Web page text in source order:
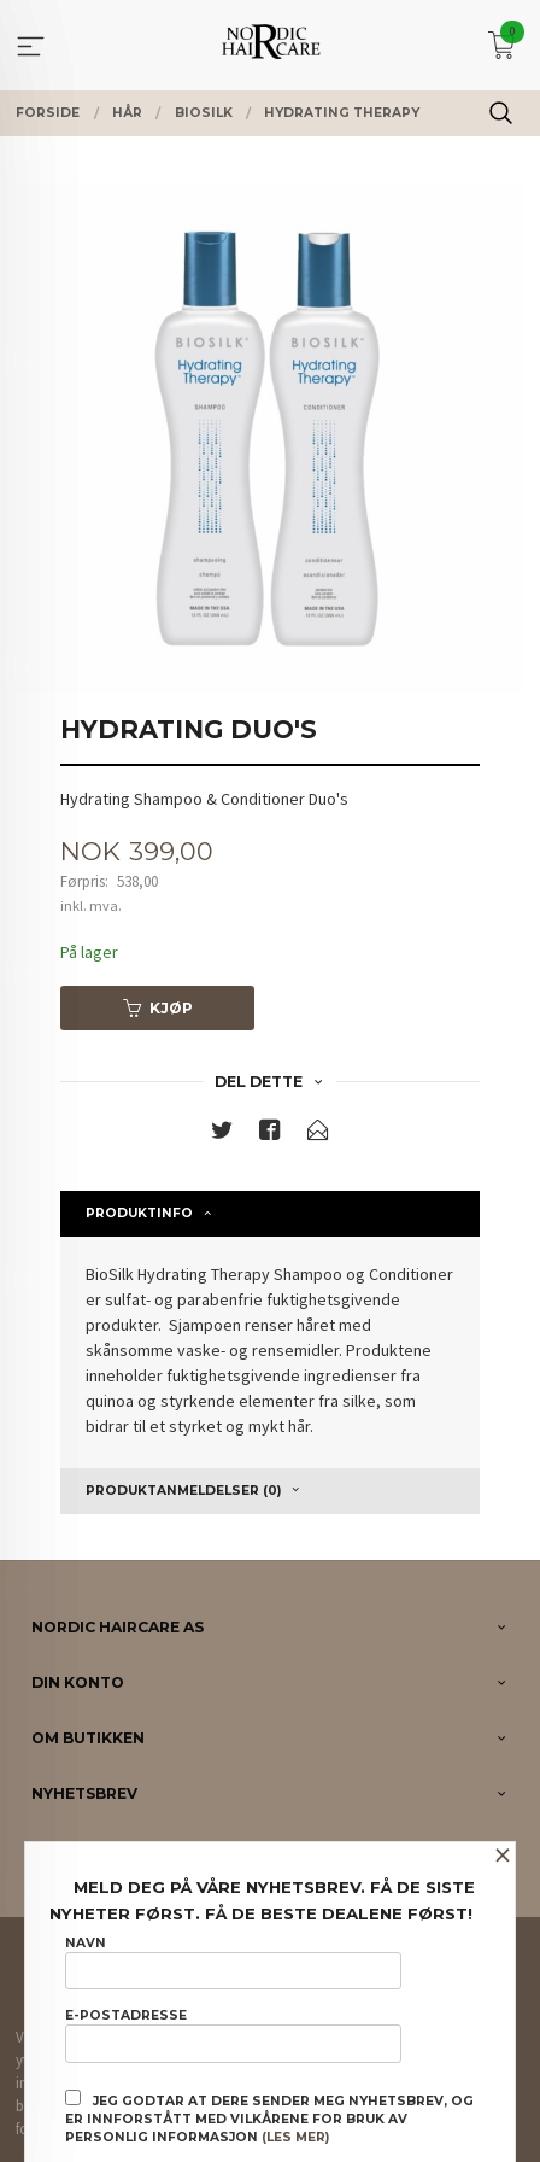
innholdet
0
FORSIDE HÅR BIOSILK HYDRATING THERAPY
HYDRATING DUO'S
Hydrating Shampoo & Conditioner Duo's
Tilbud
NOK 399,00
Førpris: 538,00
Rabatt
inkl. mva.
På lager
KJØP
DEL DETTE
PRODUKTINFO
BioSilk Hydrating Therapy Shampoo og Conditioner
er sulfat- og parabenfrie fuktighetsgivende
produkter. Sjampoen renser håret med
skånsomme vaske- og rensemidler. Produktene
inneholder fuktighetsgivende ingredienser fra
quinoa og styrkende elementer fra silke, som
bidrar til et styrket og mykt hår.
PRODUKTANMELDELSER (0)
NORDIC HAIRCARE AS
DIN KONTO
OM BUTIKKEN
NYHETSBREV
PARTNERE
FRAKT
NYHETSBREV
Vår nettbutikk bruker cookies slik at du får en bedre kjøpsopplevelse og vi kan
yte deg bedre service. Vi bruker cookies hovedsaklig til å lagre
innloggingsdetaljer og huske hva du har puttet i handlekurven din. Fortsett å
bruke siden som normalt om du godtar dette.Les merellerendre innstillinger
for cookies.
×
MELD DEG PÅ VÅRE NYHETSBREV. FÅ DE SISTE
NYHETER FØRST. FÅ DE BESTE DEALENE FØRST!
NAVN
E-POSTADRESSE
JEG GODTAR AT DERE SENDER MEG NYHETSBREV, OG
ER INNFORSTÅTT MED VILKÅRENE FOR BRUK AV
PERSONLIG INFORMASJON (LES MER)